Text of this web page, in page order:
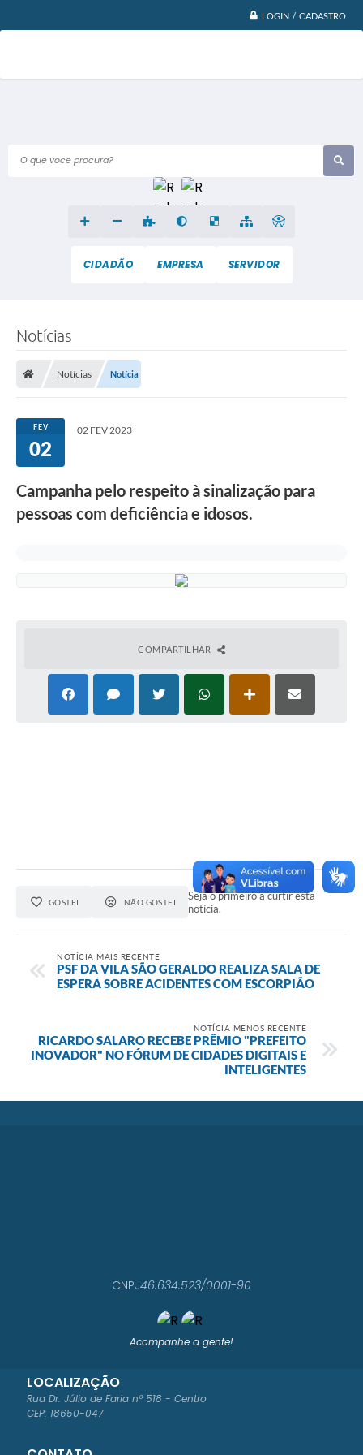
LOGIN / CADASTRO
O que voce procura?
CIDADÃO EMPRESA SERVIDOR
Notícias
Notícias Notícia
FEV
02
02 FEV 2023
Campanha pelo respeito à sinalização para
pessoas com deficiência e idosos.
COMPARTILHAR
GOSTEI NÃO GOSTEI
Seja o primeiro a curtir esta
notícia.
NOTÍCIA MAIS RECENTE
PSF DA VILA SÃO GERALDO REALIZA SALA DE
ESPERA SOBRE ACIDENTES COM ESCORPIÃO
NOTÍCIA MENOS RECENTE
RICARDO SALARO RECEBE PRÊMIO "PREFEITO
INOVADOR" NO FÓRUM DE CIDADES DIGITAIS E
INTELIGENTES
Acompanhe a gente!
LOCALIZAÇÃO
Rua Dr. Júlio de Faria nº 518 - Centro
CEP: 18650-047
CNPJ46.634.523/0001-90